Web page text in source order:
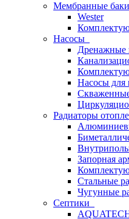
Мембранные баки
Wester
Насосы
Дренажные
Насосы для
Радиаторы
Запорная
Стальные
Чугунные
Септики